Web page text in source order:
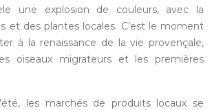
une explosion de couleurs, avec la
et des plantes locales. C’est le moment
à la renaissance de la vie provençale,
oiseaux migrateurs et les premières
les marchés de produits locaux se